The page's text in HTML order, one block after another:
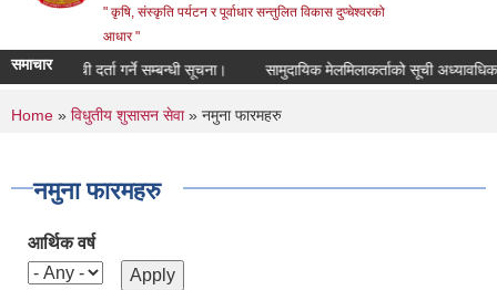
" कृषि, संस्कृति पर्यटन र पूर्वाधार सन्तुलित विकास दुप्चेश्वरको
आधार "
समाचारसूची दर्ता गर्ने सम्बन्धी सूचना। सामुदायिक मेलमिलाकर्ताको सूची अध्यावधिक गर्ने
You are here
Home » विधुतीय शुसासन सेवा» नमुना फारमहरु
नमुना फारमहरु
आर्थिक वर्ष